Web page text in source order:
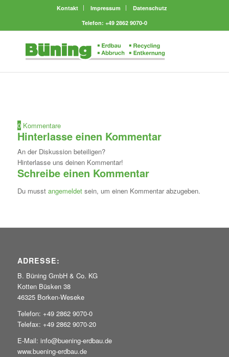
Kontakt Impressum
Datenschutz
Telefon: +49 2862 9070-0
0 Kommentare
Hinterlasse einen Kommentar
An der Diskussion beteiligen?
Hinterlasse uns deinen Kommentar!
Schreibe einen Kommentar
Du musst angemeldetsein, um einen Kommentar abzugeben.
ADRESSE:
B. Büning GmbH & Co. KG
Kotten Büsken 38
46325 Borken-Weseke
Telefon: +49 2862 9070-0
Telefax: +49 2862 9070-20
E-Mail: info@buening-erdbau.de
www.buening-erdbau.de